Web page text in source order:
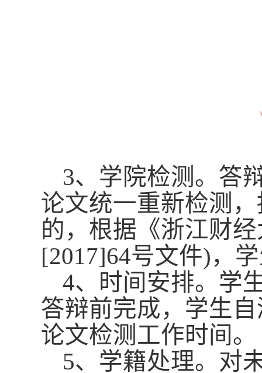
3、学院检测。答
论文统一重新检测
的，根据《浙江财
[2017]64号文件)，
4、时间安排。学
答辩前完成，学生
论文检测工作时间。
5、学籍处理。 对